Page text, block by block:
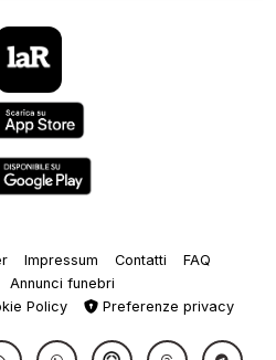
Impressum Contatti
FAQ
Annunci funebri
Policy Preferenze privacy